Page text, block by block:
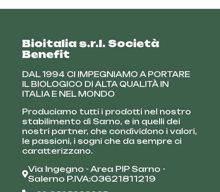
Bioitalia s.r.l. Società
Benefit
DAL 1994 CI IMPEGNIAMO A PORTARE
IL BIOLOGICO DI ALTA QUALITÀ IN
ITALIA E NEL MONDO
Produciamo tutti i prodotti nel nostro
stabilimento di Sarno, e in quelli dei
nostri partner, che condividono i valori,
le passioni, i sogni che da sempre ci
caratterizzano.
Via Ingegno - Area PIP Sarno -
Salerno P.IVA:03621811219